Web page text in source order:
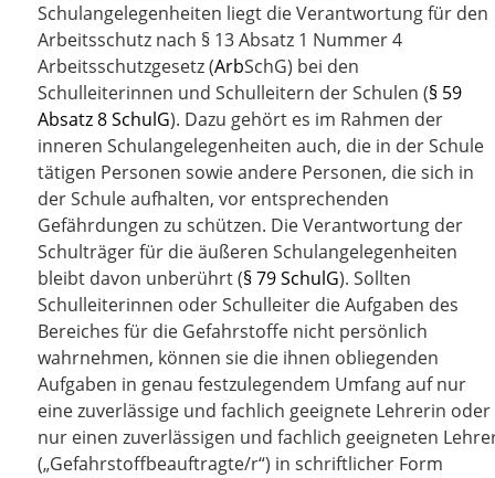
Schulangelegenheiten liegt die Verantwortung für den
Arbeitsschutz nach § 13 Absatz 1 Nummer 4
Arbeitsschutzgesetz (ArbSchG) bei den
Schulleiterinnen und Schulleitern der Schulen (§ 59
Absatz 8 SchulG). Dazu gehört es im Rahmen der
inneren Schulangelegenheiten auch, die in der Schule
tätigen Personen sowie andere Personen, die sich in
der Schule aufhalten, vor entsprechenden
Gefährdungen zu schützen. Die Verantwortung der
Schulträger für die äußeren Schulangelegenheiten
bleibt davon unberührt (§ 79 SchulG). Sollten
Schulleiterinnen oder Schulleiter die Aufgaben des
Bereiches für die Gefahrstoffe nicht persönlich
wahrnehmen, können sie die ihnen obliegenden
Aufgaben in genau festzulegendem Umfang auf nur
eine zuverlässige und fachlich geeignete Lehrerin oder
nur einen zuverlässigen und fachlich geeigneten
(„Gefahrstoffbeauftragte/r“) in schriftlicher Form